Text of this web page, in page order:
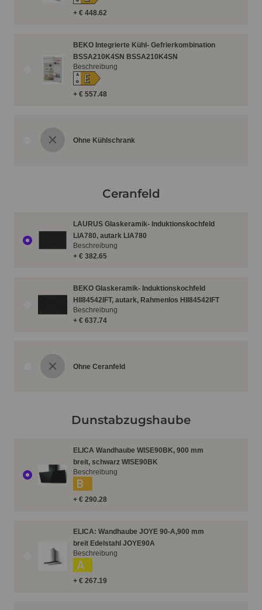
+ € 448.62
BEKO Integrierte Kühl- Gefrierkombination
BSSA210K4SN BSSA210K4SN
+ € 557.48
A
↑G E
Beschreibung
Ohne Kühlschrank
Ceranfeld
LAURUS Glaskeramik- Induktionskochfeld
LIA780, autark LIA780
+ € 382.65
Beschreibung
BEKO Glaskeramik- Induktionskochfeld
HII84542IFT, autark, Rahmenlos HII84542IFT
+ € 637.74
Beschreibung
Ohne Ceranfeld
Dunstabzugshaube
ELICA Wandhaube WISE90BK, 900 mm
breit, schwarz WISE90BK
+ € 290.28
B
Beschreibung
ELICA: Wandhaube JOYE 90-A,900 mm
breit Edelstahl JOYE90A
+ € 267.19
A
Beschreibung